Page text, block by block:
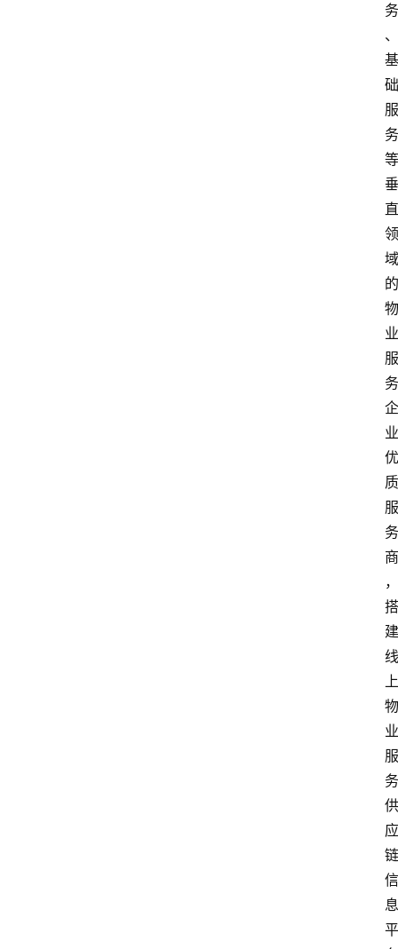
务
、
基
础
服
务
等
垂
直
领
域
的
物
业
服
务
企
业
优
质
服
务
商
，
搭
建
线
上
物
业
服
务
供
应
链
信
息
平